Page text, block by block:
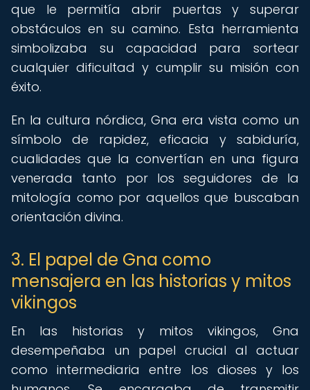
que le permitía abrir puertas y superar
obstáculos en su camino. Esta herramienta
simbolizaba su capacidad para sortear
cualquier dificultad y cumplir su misión con
éxito.
En la cultura nórdica, Gna era vista como un
símbolo de rapidez, eficacia y sabiduría,
cualidades que la convertían en una figura
venerada tanto por los seguidores de la
mitología como por aquellos que buscaban
orientación divina.
3. El papel de Gna como
mensajera en las historias y mitos
vikingos
En las historias y mitos vikingos, Gna
desempeñaba un papel crucial al actuar
como intermediaria entre los dioses y los